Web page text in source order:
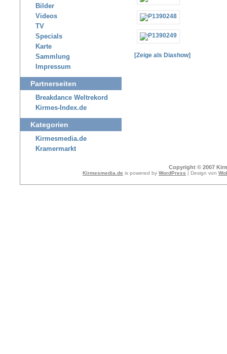
[Zeige als Diashow]
Bilder
Videos
TV
Specials
Karte
Sammlung
Impressum
Partnerseiten
Breakdance Weltrekord
Kirmes-Index.de
Kategorien
Kirmesmedia.de
Kramermarkt
Copyright © 2007
Kirmesmedia.de is powered by WordPress | Design von